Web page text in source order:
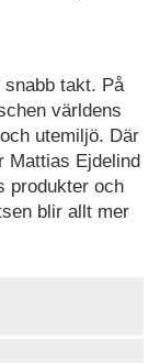
takt. På
världens
utemiljö. Där
Mattias Ejdelind
produkter och
blir allt mer